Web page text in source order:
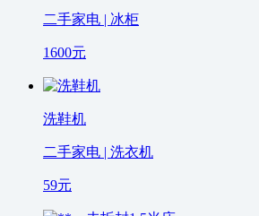
二手家电 | 冰柜
1600元
洗鞋机
二手家电 | 洗衣机
59元